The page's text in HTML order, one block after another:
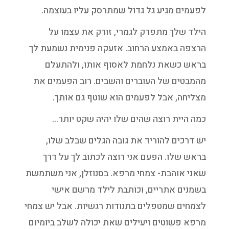
לפעמים מגיע גל גדול שמתרסק עליו בעוצמה.
הילד שלך מתפרק לגמרי, זורק את עצמו על
הרצפה באמצע הרחוב. אזעקה פנימית נשמעת לך
בראש כשאת נלחמת לאסוף אותו, ולהתעלם
מהמבטים של העוברים והשבים. רוב הפעמים את
מצליחה, אבל לפעמים הוא שוטף גם אותך.
כמה היית רוצה שהים שלו יהיה שקט יותר…
יש דרכים להוריד את גובה הגלים שבלב שלו,
בראש שלו. הפעם אני רוצה לכתוב לך על דרך
שאני אוהבת- צמחי מרפא. בסנוזלן, אני משתמשת
בשמנים אתריים, וכותבת לילד מרשם אישי
לצמחים שמטפלים בתנודות רגשיות. אבל יש צמחי
מרפא פשוטים ויעילים שאת יכולה לשלב ביומיום